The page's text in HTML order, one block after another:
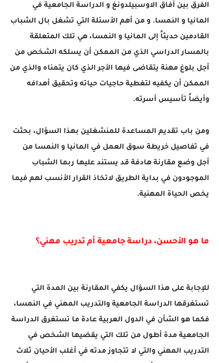
الفرق بين آفاق الاوسبيلدونغ و الدراسة الجامعية في
المانيا و النمسا. و من أهم الأسئلة التي تشغل بال الشباب
القادمين حديثاً إلى المانيا و النمسا، هي تلك المتعلقة
بالمسار الدراسي الذي من الممكن أن يسلكه الشخص من
أجل بلوغ مهنة يتقاضى فيها الأجر الذي كان يتمناه والذي من
الممكن أن يكفيه لتغطية حاجيات حياته وتحقيق أهدافه
وأيضاً تأسيس أسرته.
ومن باب تقديم المساعدة للمنشغلين بهذا السؤال، بحثت
في تفاصيل خريطة سوق العمل في المانيا و النمسا من
أجل وضع مقارنة هادفة قد يستند عليها ربما الشباب
الموجودون في بداية الطريق لاتخاذ القرار الأنسب لهم فيما
يخص الحياة المهنية.
ما هو الأحسن، دراسة جامعية أم تدريب مهني؟
للإجابة على هذا السؤال يكفي المقارنة بين المدة التي
تستغرقها الدراسة الجامعية والتدريب المهني في النمسا،
فكما هو الشأن في الدول العربية عادة ما تستغرق الدراسة
الجامعية مدة أطول من تلك التي يقضيها الشخص في
التدريب المهني والتي لا تتجاوز مدته في أغلب الأحيان ثلاث